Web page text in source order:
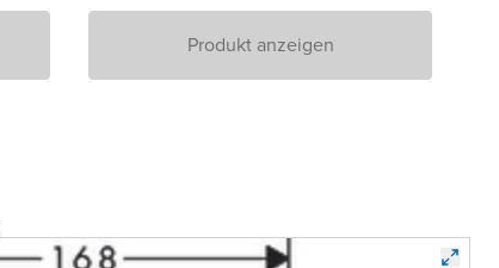
Produkt anzeigen